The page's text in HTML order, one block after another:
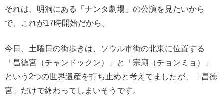
それは、明洞にある「ナンタ劇場」の公演を見たいから
で、これが17時開始だから。
今日、土曜日の街歩きは、ソウル市街の北東に位置する
「昌徳宮（チャンドックン）」と「宗廟（チョンミョ）」
という2つの世界遺産を打ち止めと考えてましたが、「昌徳
宮」だけで終わってしまいそうです。